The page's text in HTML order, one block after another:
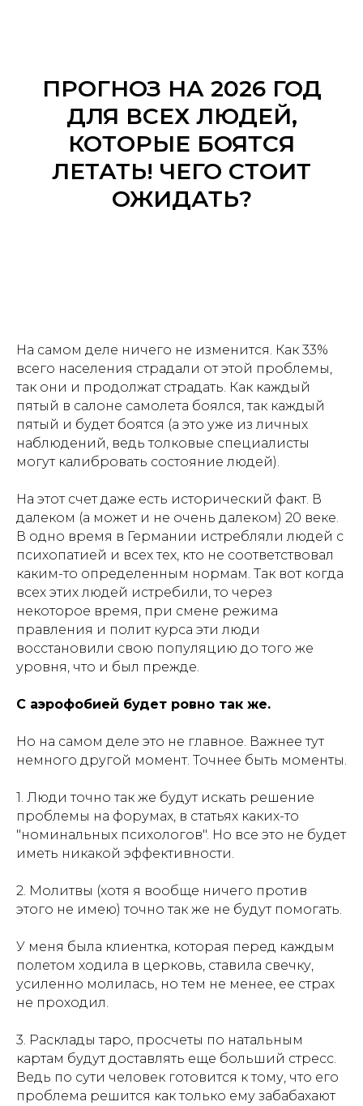
ПРОГНОЗ НА 2026 ГОД
ДЛЯ ВСЕХ ЛЮДЕЙ,
КОТОРЫЕ БОЯТСЯ
ЛЕТАТЬ! ЧЕГО СТОИТ
ОЖИДАТЬ?
На самом деле ничего не изменится. Как 33%
всего населения страдали от этой проблемы,
так они и продолжат страдать. Как каждый
пятый в салоне самолета боялся, так каждый
пятый и будет боятся (а это уже из личных
наблюдений, ведь толковые специалисты
могут калибровать состояние людей).
На этот счет даже есть исторический факт. В
далеком (а может и не очень далеком) 20 веке.
В одно время в Германии истребляли людей с
психопатией и всех тех, кто не соответствовал
каким-то определенным нормам. Так вот когда
всех этих людей истребили, то через
некоторое время, при смене режима
правления и полит курса эти люди
восстановили свою популяцию до того же
уровня, что и был прежде.
С аэрофобией будет ровно так же.
Но на самом деле это не главное. Важнее тут
немного другой момент. Точнее быть моменты.
1. Люди точно так же будут искать решение
проблемы на форумах, в статьях каких-то
"номинальных психологов". Но все это не будет
иметь никакой эффективности.
2. Молитвы (хотя я вообще ничего против
этого не имею) точно так же не будут помогать.
У меня была клиентка, которая перед каждым
полетом ходила в церковь, ставила свечку,
усиленно молилась, но тем не менее, ее страх
не проходил.
3. Расклады таро, просчеты по натальным
картам будут доставлять еще больший стресс.
Ведь по сути человек готовится к тому, что его
проблема решится как только ему забабахают